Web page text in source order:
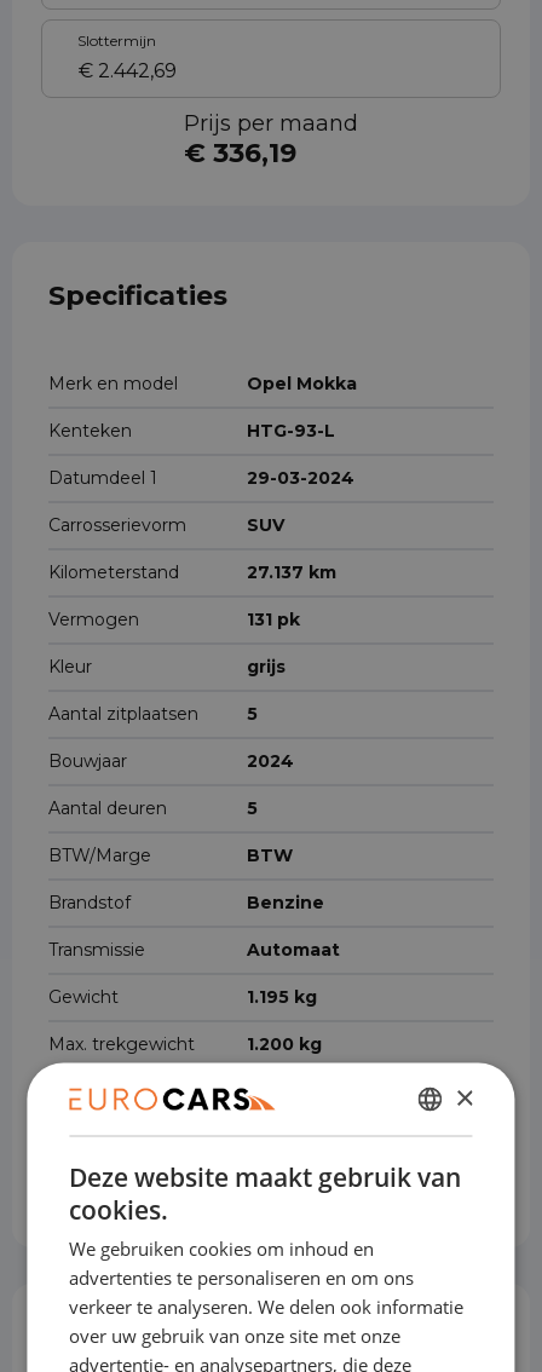
Slottermijn
Prijs per maand
€ 336,19
Specificaties
Merk en model Opel Mokka
Kenteken HTG-93-L
Datumdeel 1 29-03-2024
Carrosserievorm SUV
Kilometerstand 27.137 km
Vermogen 131 pk
Kleur grijs
Aantal zitplaatsen 5
Bouwjaar 2024
Aantal deuren 5
BTW/Marge BTW
Brandstof Benzine
Transmissie Automaat
Gewicht 1.195 kg
Max. trekgewicht 1.200 kg
Cilinderinhoud 1.199 cm³
Voertuigbreedte 179 cm
Voertuiglengte 415 cm
Opties & Toebehoren (66)
DUTCH
ENGLISH
×
Deze website maakt gebruik van
cookies.
We gebruiken cookies om inhoud en
advertenties te personaliseren en om ons
verkeer te analyseren. We delen ook informatie
over uw gebruik van onze site met onze
advertentie- en analysepartners, die deze